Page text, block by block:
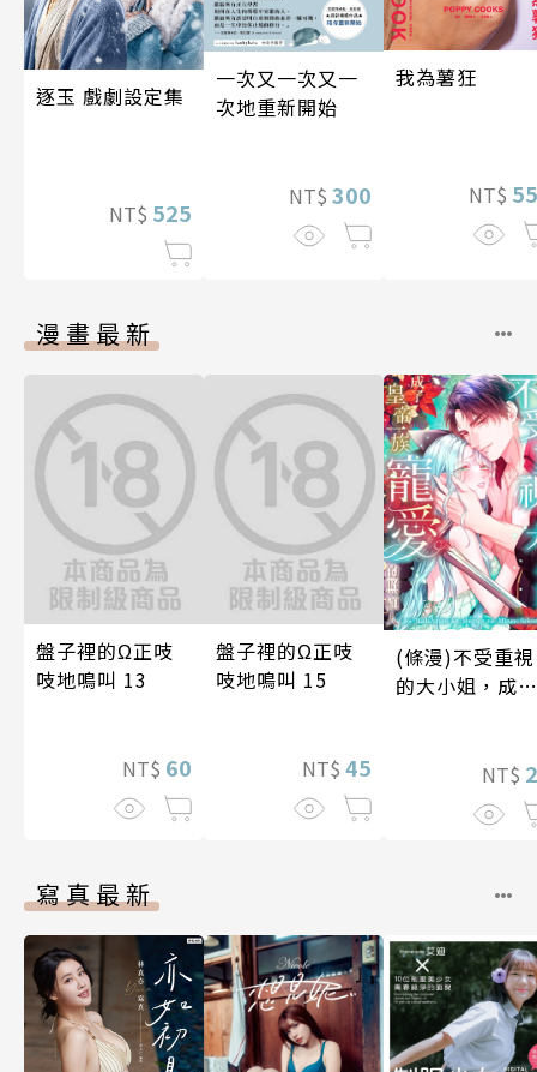
逐玉 戲劇設定集
NT$ 525
一次又一次又一
次地重新開始
NT$ 300
我為薯狂
NT$
漫畫最新
盤子裡的Ω正吱
吱地鳴叫 13
NT$ 60
盤子裡的Ω正吱
吱地鳴叫 15
NT$ 45
(條漫)不受重視
的大小姐，成了
NT$
寫真最新